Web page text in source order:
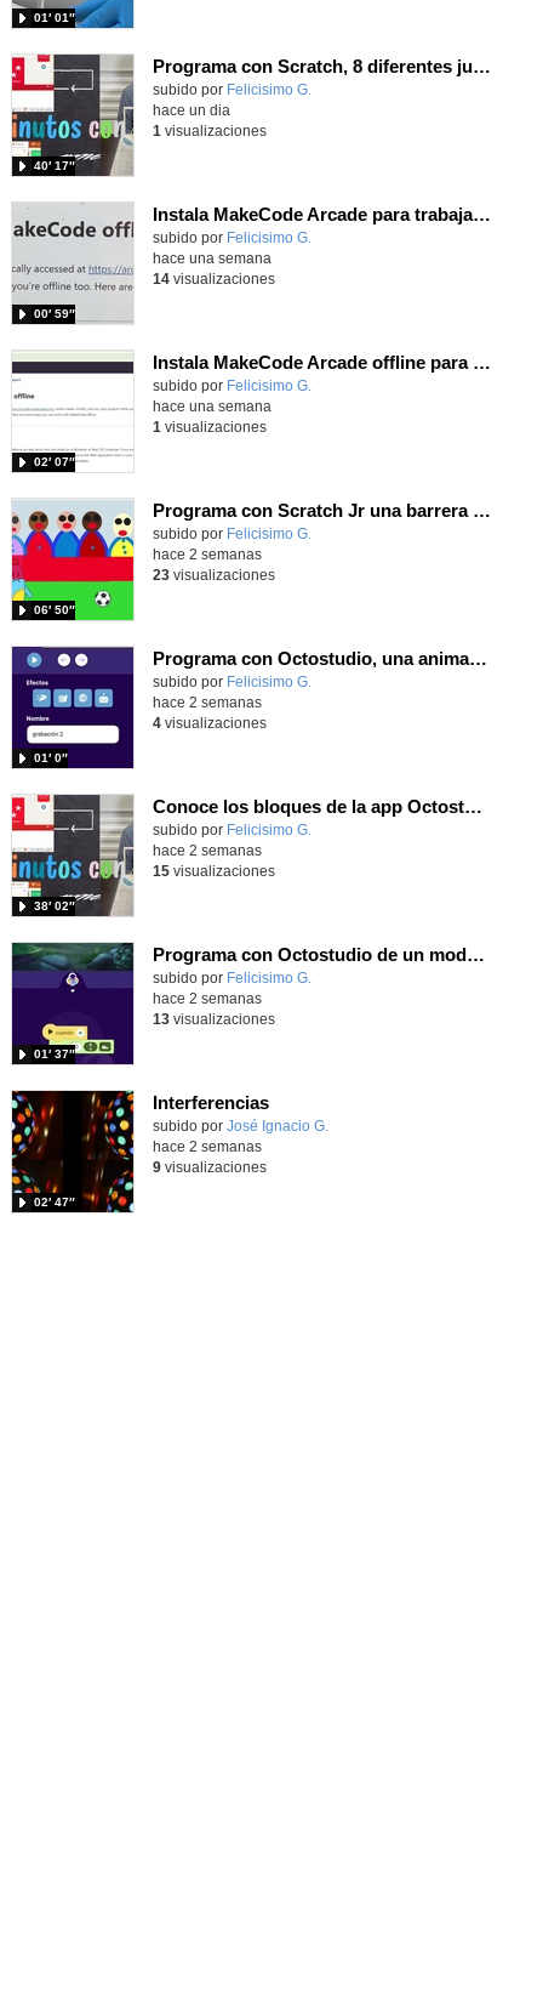
01′ 01″
Programa con Scratch, 8 diferentes juegos para vivir la emoción de los partidos de España en el mundial 2026
Contenido educativo.
subido por Felicisimo G.
40′ 17″
hace un dia
1 visualizaciones
Instala MakeCode Arcade para trabajar offline en tu tablet, ordenador, Chromebook
Contenido educativo.
subido por Felicisimo G.
00′ 59″
hace una semana
14visualizaciones
Instala MakeCode Arcade offline para programar grandes juegos sin necesidad de Internet
Contenido educativo.
subido por Felicisimo G.
02′ 07″
hace una semana
1 visualizaciones
Programa con Scratch Jr una barrera que se desplaza para dar sensación de movimiento
Contenido educativo.
subido por Felicisimo G.
06′ 50″
hace 2 semanas
23visualizaciones
Programa con Octostudio, una animación utilizando la cámara para una foto y audio y texto para comunicar.
Contenido educativo.
subido por Felicisimo G.
01′ 0″
hace 2 semanas
4visualizaciones
Conoce los bloques de la app Octostudio, gratuito, offline y para tu tablet y móvil - Contenido educativo
Contenido educativo.
subido por Felicisimo G.
38′ 02″
hace 2 semanas
15visualizaciones
Programa con Octostudio de un modo sencillo, offline y gratuito
Contenido educativo.
subido por Felicisimo G.
01′ 37″
hace 2 semanas
13visualizaciones
Interferencias
Contenido educativo.
subido por José Ignacio G.
02′ 47″
hace 2 semanas
9visualizaciones